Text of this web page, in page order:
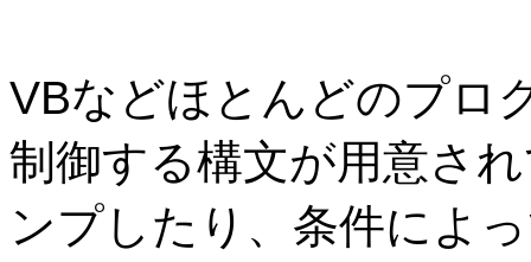
VBなどほとんどのプロ
制御する構文が用意さ
ンプしたり、条件によ